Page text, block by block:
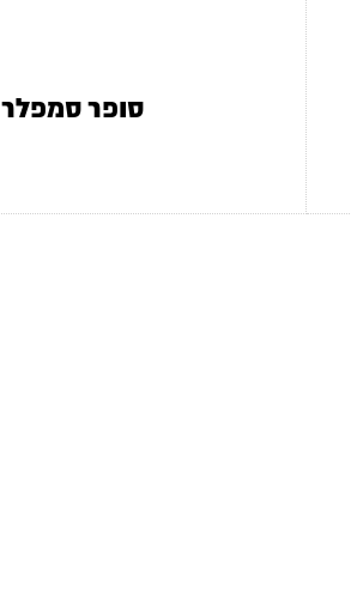
סופר סמפלר